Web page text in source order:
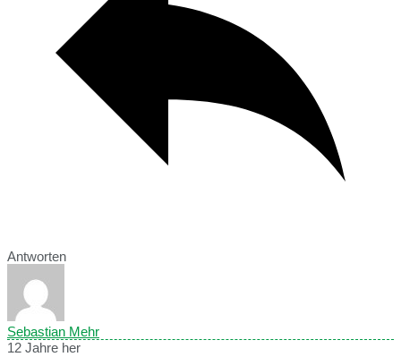
Antworten
Sebastian Mehr
12 Jahre her